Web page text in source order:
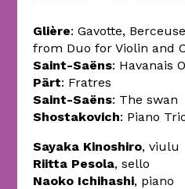
Glière: Gavotte,
from Duo for Violin and
Saint-Saëns: Havanais
Pärt: Fratres
Saint-Saëns: The swan
Shostakovich: Piano
Sayaka Kinoshiro, viulu
Riitta Pesola, sello
Naoko Ichihashi, piano